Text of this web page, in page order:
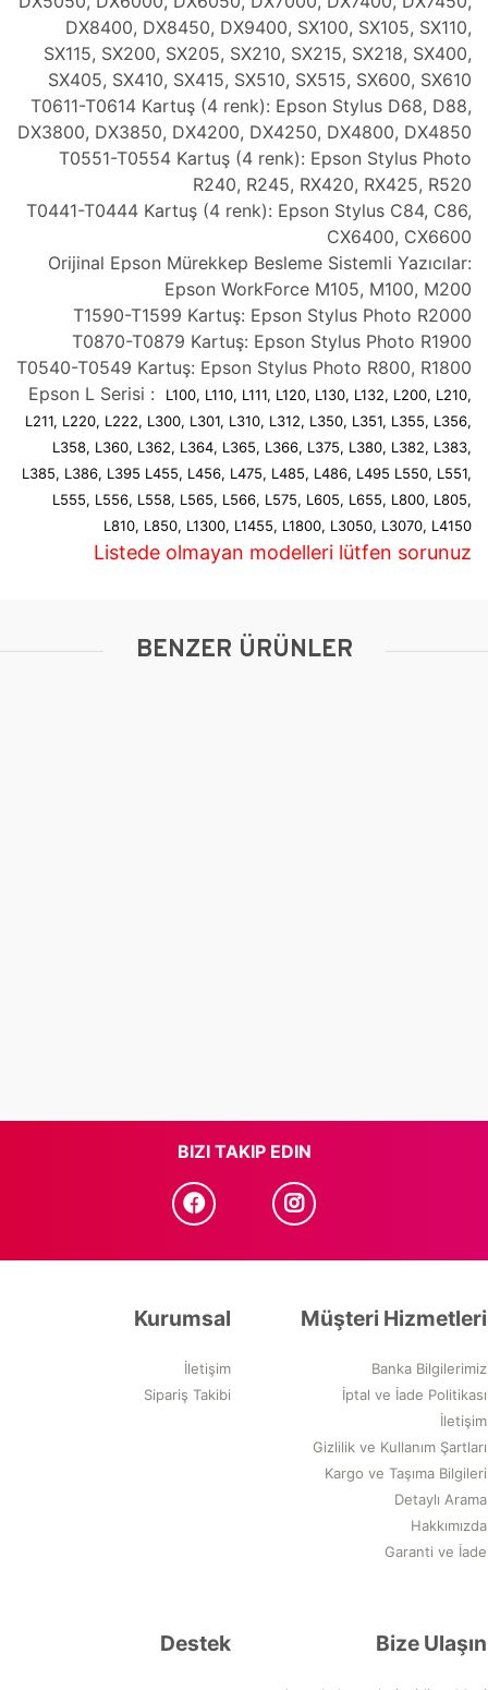
DX8400, DX8450, DX9400, SX100, SX105, SX110,
SX115, SX200, SX205, SX210, SX215, SX218, SX400,
SX405, SX410, SX415, SX510, SX515, SX600, SX610
T0611-T0614 Kartuş (4 renk): Epson Stylus D68, D88,
DX3800, DX3850, DX4200, DX4250, DX4800, DX4850
T0551-T0554 Kartuş (4 renk): Epson Stylus Photo
R240, R245, RX420, RX425, R520
T0441-T0444 Kartuş (4 renk): Epson Stylus C84, C86,
CX6400, CX6600
Orijinal Epson Mürekkep Besleme Sistemli Yazıcılar:
Epson WorkForce M105, M100, M200
T1590-T1599 Kartuş: Epson Stylus Photo R2000
T0870-T0879 Kartuş: Epson Stylus Photo R1900
T0540-T0549 Kartuş: Epson Stylus Photo R800, R1800
Epson L Serisi :
L100, L110, L111, L120, L130, L132, L200, L210,
L211, L220, L222, L300, L301, L310, L312, L350, L351, L355, L356,
L358, L360, L362, L364, L365, L366, L375, L380, L382, L383,
L385, L386, L395 L455, L456, L475, L485, L486, L495 L550, L551,
L555, L556, L558, L565, L566, L575, L605, L655, L800, L805,
L810, L850, L1300, L1455, L1800, L3050, L3070, L4150
Listede olmayan modelleri lütfen sorunuz
BENZER ÜRÜNLER
BIZI TAKIP EDIN
Kurumsal
İletişim
Sipariş Takibi
Müşteri Hizmetleri
Banka Bilgilerimiz
İptal ve İade Politikası
İletişim
Gizlilik ve Kullanım Şartları
Kargo ve Taşıma Bilgileri
Detaylı Arama
Hakkımızda
Garanti ve İade
Destek Bize Ulaşın